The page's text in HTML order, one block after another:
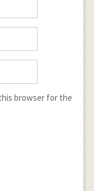
browser for the